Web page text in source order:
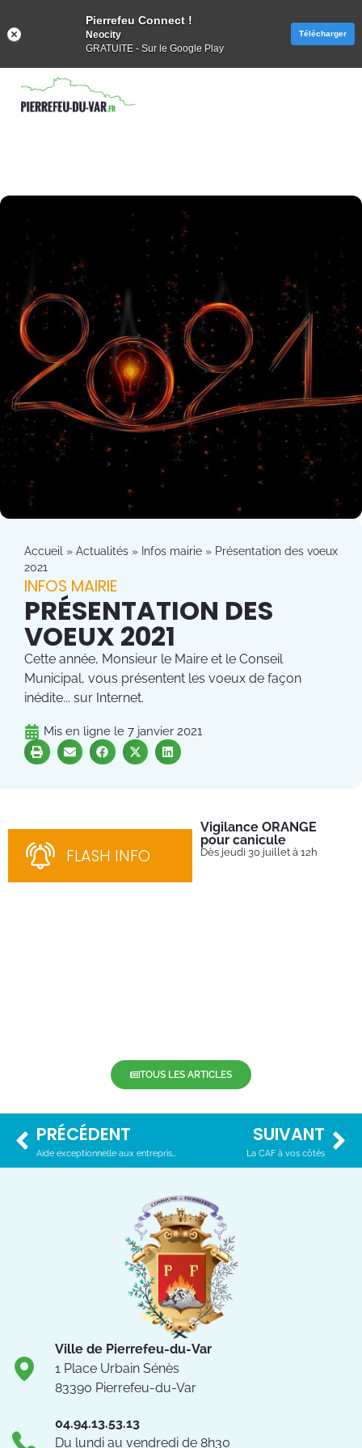
Accueil » Actualités » Infos mairie » Présentation des voeux
2021
INFOS MAIRIE
PRÉSENTATION DES
VOEUX 2021
Cette année, Monsieur le Maire et le Conseil
Municipal, vous présentent les voeux de façon
inédite... sur Internet.
Mis en ligne le 7 janvier 2021
FLASH INFO
Vigilance ORANGE
pour canicule
Dès jeudi 30 juillet à 12h
TOUS LES ARTICLES
PRÉCÉDENT
Aide exceptionnelle aux entreprises
SUIVANT
La CAF à vos côtés
Ville de Pierrefeu-du-Var
1 Place Urbain Sénès
83390 Pierrefeu-du-Var
04.94.13.53.13
Du lundi au vendredi de 8h30
Pierrefeu Connect !
Neocity
GRATUITE - Sur le Google Play
Télécharger